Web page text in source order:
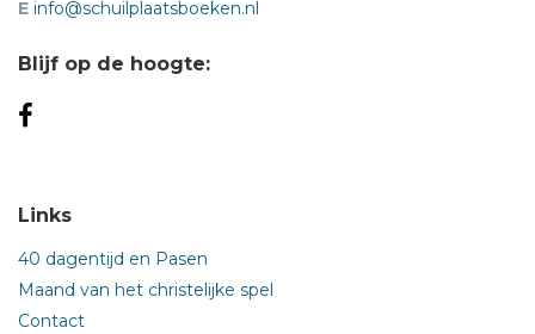
E info@schuilplaatsboeken.nl
Blijf op de hoogte:
Links
40 dagentijd en Pasen
Maand van het christelijke spel
Contact